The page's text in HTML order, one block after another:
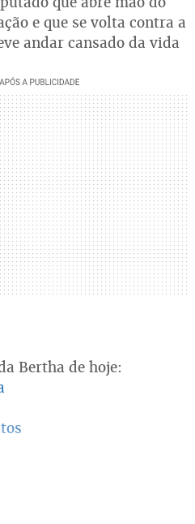
e que se volta contra a
andar cansado da vida
Bertha de hoje: